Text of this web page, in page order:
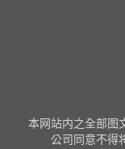
本网站内之全部图
公司同意不得